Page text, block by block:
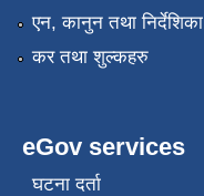
एन, कानुन तथा निर्देशिका
कर तथा शुल्कहरु
eGov services
घटना दर्ता